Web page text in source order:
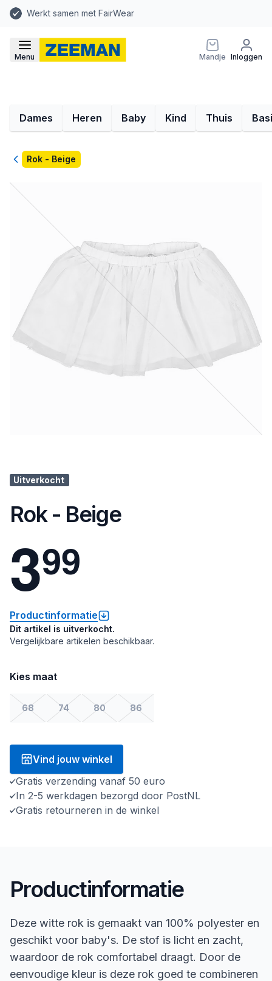
Werkt samen met FairWear
Menu Mandje Inloggen
Dames Heren Baby Kind Thuis
TerugRok - Beige
Uitverkocht
Rok - Beige
399
Productinformatie
Dit artikel is uitverkocht.
Vergelijkbare artikelen beschikbaar.
Kies maat
68 74 80 86
Vind jouw winkel
Gratis verzending vanaf 50 euro
In 2-5 werkdagen bezorgd door PostNL
Gratis retourneren in de winkel
Productinformatie
Deze witte rok is gemaakt van 100% polyester en
geschikt voor baby's. De stof is licht en zacht,
waardoor de rok comfortabel draagt. Door de
eenvoudige kleur is deze rok goed te combineren